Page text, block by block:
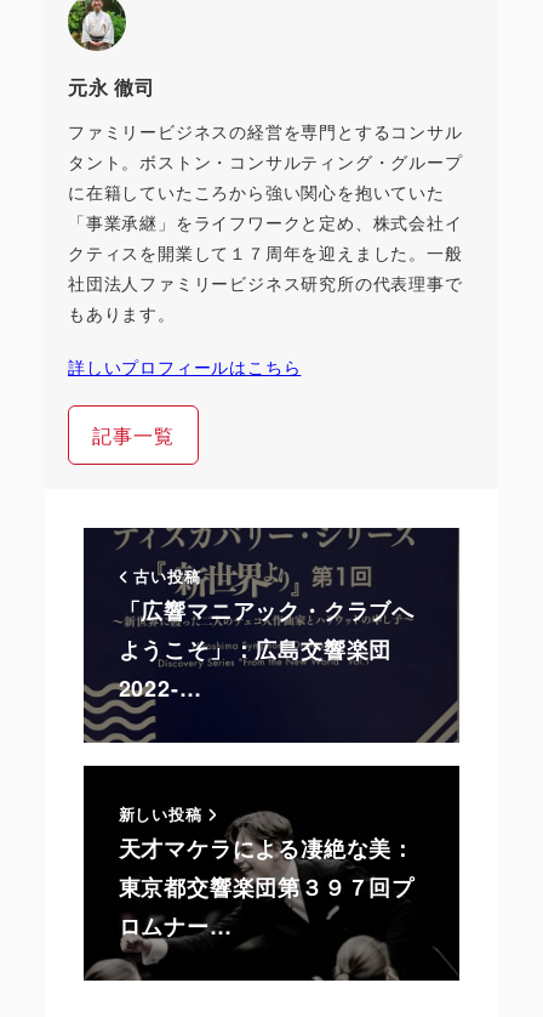
元永 徹司
ファミリービジネスの経営を専門とするコンサル
タント。ボストン・コンサルティング・グループ
に在籍していたころから強い関心を抱いていた
「事業承継」をライフワークと定め、株式会社イ
クティスを開業して１７周年を迎えました。一般
社団法人ファミリービジネス研究所の代表理事で
もあります。
詳しいプロフィールはこちら
記事一覧
古い投稿
「広響マニアック・クラブへ
ようこそ」：広島交響楽団
2022-…
新しい投稿
天才マケラによる凄絶な美：
東京都交響楽団第３９７回プ
ロムナー…